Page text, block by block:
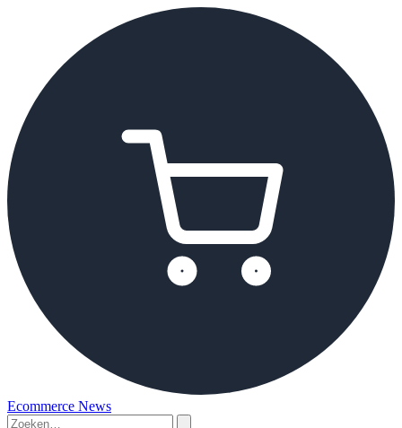
Ecommerce News